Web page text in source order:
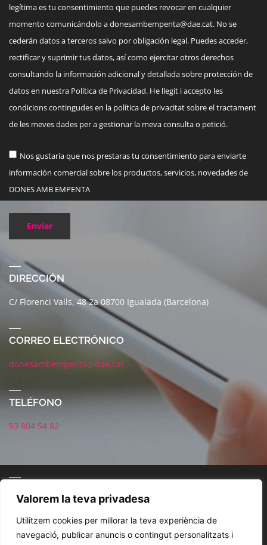
Valorem la teva privadesa
Utilitzem cookies per millorar la teva experiència de
navegació, publicar anuncis o contingut personalitzats i
legítima es tu consentimiento que puedes revocar en cualquier
momento comunicándolo adonesambempenta@dae.cat. No se
cederán datos a terceros salvo por obligación legal. Puedes acceder,
rectificar y suprimir tus datos, así como ejercitar otros derechos
consultando la información adicional y detallada sobre protección de
datos en nuestra Política de Privacidad. He llegit i accepto les
condicions contingudes en la política de privacitat sobre el tractament
de les meves dades per a gestionar la meva consulta o petició.
Nos gustaría que nos prestaras tu consentimiento para enviarte
información comercial sobre los productos, servicios, novedades de
DONES AMB EMPENTA
Enviar
DIRECCIÓN
C/ Florenci Valls, 48 2a 08700 Igualada (Barcelona)
CORREO ELECTRÓNICO
donesambempenta@dae.cat
TELÉFONO
93 804 54 82